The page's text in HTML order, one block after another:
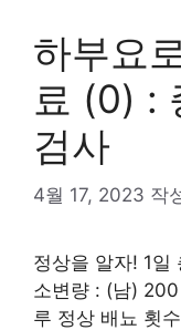
하부요
료 (0) :
검사
4월 17, 2023 작
정상을 알자! 1일
소변량 : (남)
루 정상 배뇨 횟